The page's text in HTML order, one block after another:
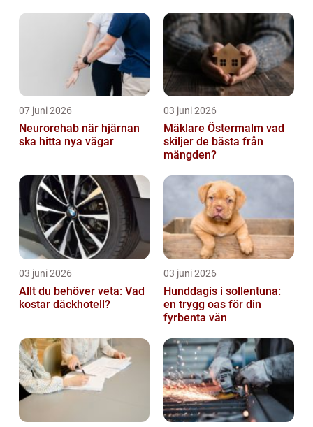
07 juni 2026
Neurorehab när hjärnan
ska hitta nya vägar
03 juni 2026
Mäklare Östermalm vad
skiljer de bästa från
mängden?
03 juni 2026
Allt du behöver veta: Vad
kostar däckhotell?
03 juni 2026
Hunddagis i sollentuna:
en trygg oas för din
fyrbenta vän